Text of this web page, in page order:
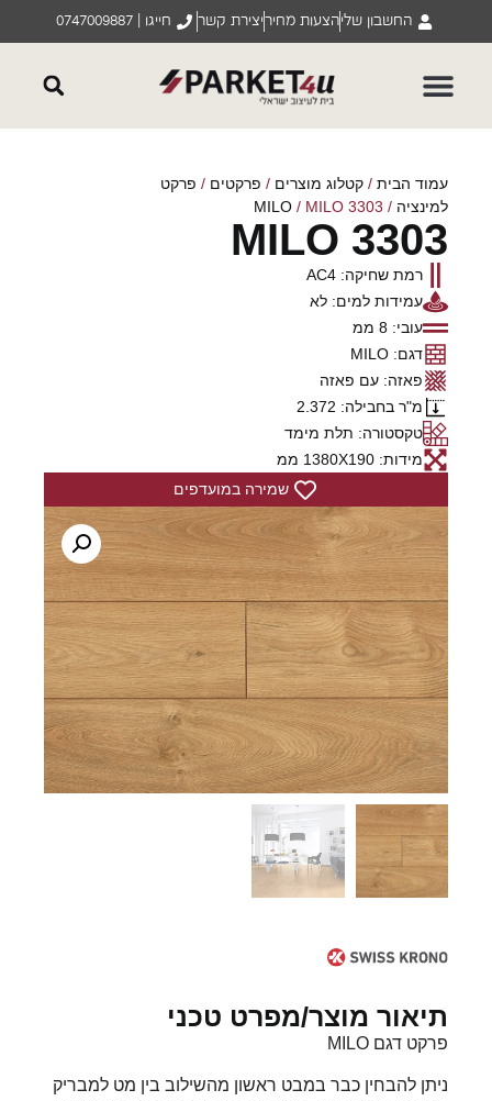
החשבון שליהצעות מחיריצירת קשר חייגו | 0747009887
עמוד הבית/קטלוג מוצרים/פרקטים/פרקט
למינציה/
MILO/ MILO 3303
MILO 3303
רמת שחיקה: AC4
עמידות למים: לא
עובי: 8 ממ
דגם: MILO
פאזה: עם פאזה
מ"ר בחבילה: 2.372
טקסטורה: תלת מימד
מידות: 1380X190 ממ
שמירה במועדפים
תיאור מוצר/מפרט טכני
פרקט דגם MILO
ניתן להבחין כבר במבט ראשון מהשילוב בין מט למבריק